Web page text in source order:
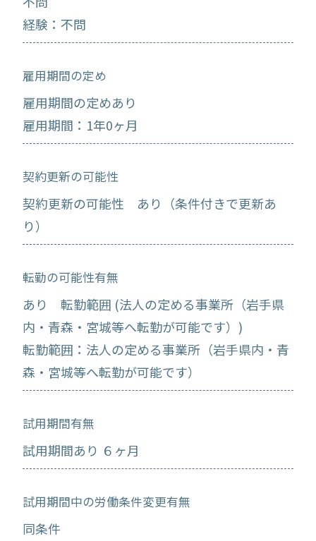
経験：不問
雇用期間の定め
雇用期間の定めあり
雇用期間：1年0ヶ月
契約更新の可能性
契約更新の可能性 あり（条件付きで更新あ
り）
転勤の可能性有無
あり 転勤範囲 (法人の定める事業所（岩手県
内・青森・宮城等へ転勤が可能です）)
転勤範囲：法人の定める事業所（岩手県内・青
森・宮城等へ転勤が可能です）
試用期間有無
試用期間あり ６ヶ月
試用期間中の労働条件変更有無
同条件